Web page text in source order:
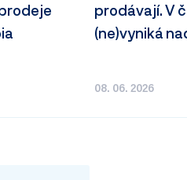
08. 06. 2026
prodávají. V
(ne)vyniká